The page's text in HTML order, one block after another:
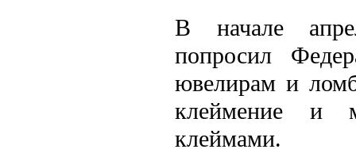
В начале
попросил
ювелирам и
клеймение и
клеймами.